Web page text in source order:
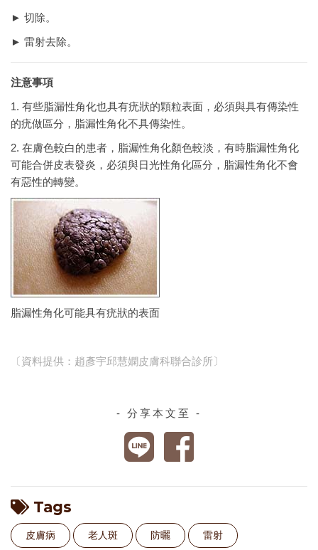
► 切除。
► 雷射去除。
注意事項
1. 有些脂漏性角化也具有疣狀的顆粒表面，必須與具有傳染性
的疣做區分，脂漏性角化不具傳染性。
2. 在膚色較白的患者，脂漏性角化顏色較淡，有時脂漏性角化
可能合併皮表發炎，必須與日光性角化區分，脂漏性角化不會
有惡性的轉變。
脂漏性角化可能具有疣狀的表面
〔資料提供：趙彥宇邱慧嫻皮膚科聯合診所〕
- 分享本文至 -
Tags
皮膚病 老人斑 防曬 雷射